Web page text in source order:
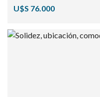
U$S 76.000